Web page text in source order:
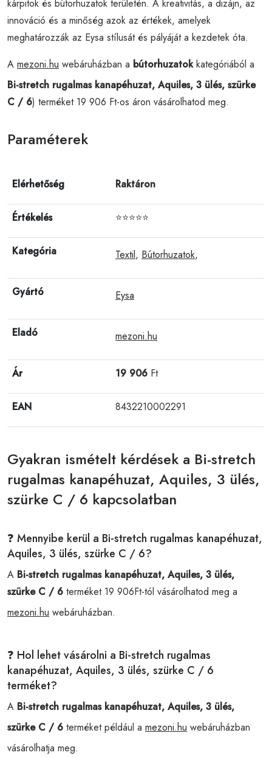
kárpitok és bútorhuzatok területén. A kreativitás, a dizájn, az
innováció és a minőség azok az értékek, amelyek
meghatározzák az Eysa stílusát és pályáját a kezdetek óta.
A mezoni.hu webáruházban a bútorhuzatokkategóriából a
Bi-stretch rugalmas kanapéhuzat, Aquiles, 3 ülés, szürke
C / 6) terméket 19 906 Ft-os áron vásárolhatod meg.
Paraméterek
Elérhetőség Raktáron
Értékelés ⭐⭐⭐⭐⭐
Kategória Textil, Bútorhuzatok,
Gyártó Eysa
Eladó mezoni.hu
Ár 19 906 Ft
EAN 8432210002291
Gyakran ismételt kérdések a Bi-stretch
rugalmas kanapéhuzat, Aquiles, 3 ülés,
szürke C / 6 kapcsolatban
❓ Mennyibe kerül a Bi-stretch rugalmas kanapéhuzat,
Aquiles, 3 ülés, szürke C / 6?
A Bi-stretch rugalmas kanapéhuzat, Aquiles, 3 ülés,
szürke C / 6 terméket 19 906Ft-tól vásárolhatod meg a
mezoni.hu webáruházban.
❓ Hol lehet vásárolni a Bi-stretch rugalmas
kanapéhuzat, Aquiles, 3 ülés, szürke C / 6
terméket?
A Bi-stretch rugalmas kanapéhuzat, Aquiles, 3 ülés,
szürke C / 6 terméket például a mezoni.hu webáruházban
vásárolhatja meg.